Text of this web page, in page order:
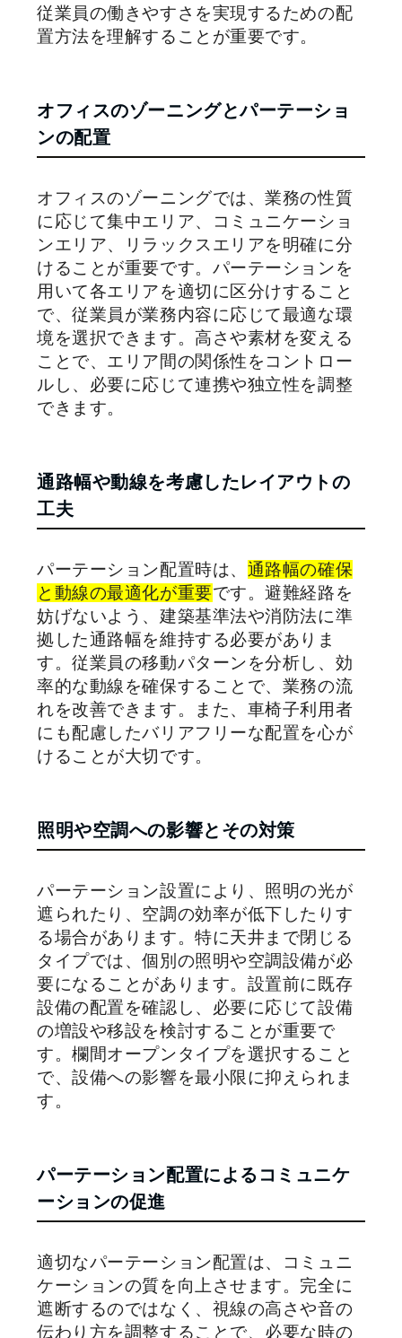
従業員の働きやすさを実現するための配
置方法を理解することが重要です。
オフィスのゾーニングとパーテーショ
ンの配置
オフィスのゾーニングでは、業務の性質
に応じて集中エリア、コミュニケーショ
ンエリア、リラックスエリアを明確に分
けることが重要です。パーテーションを
用いて各エリアを適切に区分けすること
で、従業員が業務内容に応じて最適な環
境を選択できます。高さや素材を変える
ことで、エリア間の関係性をコントロー
ルし、必要に応じて連携や独立性を調整
できます。
通路幅や動線を考慮したレイアウトの
工夫
パーテーション配置時は、 通路幅の確保
と動線の最適化が重要です。避難経路を
妨げないよう、建築基準法や消防法に準
拠した通路幅を維持する必要がありま
す。従業員の移動パターンを分析し、効
率的な動線を確保することで、業務の流
れを改善できます。また、車椅子利用者
にも配慮したバリアフリーな配置を心が
けることが大切です。
照明や空調への影響とその対策
パーテーション設置により、照明の光が
遮られたり、空調の効率が低下したりす
る場合があります。特に天井まで閉じる
タイプでは、個別の照明や空調設備が必
要になることがあります。設置前に既存
設備の配置を確認し、必要に応じて設備
の増設や移設を検討することが重要で
す。欄間オープンタイプを選択すること
で、設備への影響を最小限に抑えられま
す。
パーテーション配置によるコミュニケ
ーションの促進
適切なパーテーション配置は、コミュニ
ケーションの質を向上させます。完全に
遮断するのではなく、視線の高さや音の
伝わり方を調整することで、必要な時の